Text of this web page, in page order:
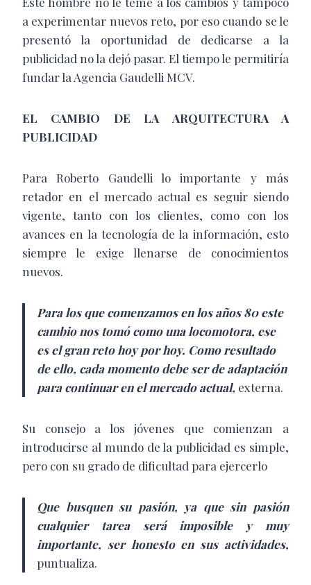
a experimentar nuevos reto, por eso cuando se le
presentó la oportunidad de dedicarse a la
publicidad no la dejó pasar. El tiempo le permitiría
fundar la Agencia Gaudelli MCV.
EL CAMBIO DE LA ARQUITECTURA A
PUBLICIDAD
Para Roberto Gaudelli lo importante y más
retador en el mercado actual es seguir siendo
vigente, tanto con los clientes, como con los
avances en la tecnología de la información, esto
siempre le exige llenarse de conocimientos
nuevos.
Para los que comenzamos en los años 80 este
cambio nos tomó como una locomotora, ese
es el gran reto hoy por hoy. Como resultado
de ello, cada momento debe ser de adaptación
para continuar en el mercado actual, externa.
Su consejo a los jóvenes que comienzan a
introducirse al mundo de la publicidad es simple,
pero con su grado de dificultad para ejercerlo
Que busquen su pasión, ya que sin pasión
cualquier tarea será imposible y muy
importante, ser honesto en sus actividades,
puntualiza.